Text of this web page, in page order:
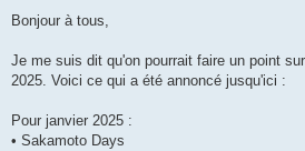
s
g
Bonjour à tous,
Je me suis dit qu'on pourrait faire un point
2025. Voici ce qui a été annoncé jusqu'ici :
Pour janvier 2025 :
• Sakamoto Days